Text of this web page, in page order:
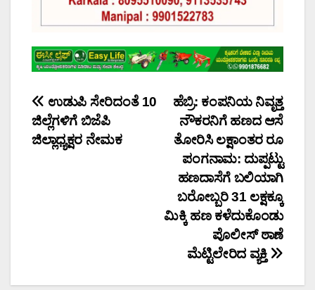
Post
navigation
ಹೆಬ್ರಿ: ಕಂಪನಿಯ ನಿವೃತ್ತ
ನೌಕರನಿಗೆ ಹಣದ ಆಸೆ
ತೋರಿಸಿ ಲಕ್ಷಾಂತರ ರೂ
ಪಂಗನಾಮ: ದುಪ್ಪಟ್ಟು
ಹಣದಾಸೆಗೆ ಬಲಿಯಾಗಿ
ಬರೋಬ್ಬರಿ 31 ಲಕ್ಷಕ್ಕೂ
ಮಿಕ್ಕಿ ಹಣ ಕಳೆದುಕೊಂಡು
ಪೊಲೀಸ್ ಠಾಣೆ
ಮೆಟ್ಟಿಲೇರಿದ ವ್ಯಕ್ತಿ
ಉಡುಪಿ ಸೇರಿದಂತೆ 10
ಜಿಲ್ಲೆಗಳಿಗೆ ಬಿಜೆಪಿ
ಜಿಲ್ಲಾಧ್ಯಕ್ಷರ ನೇಮಕ